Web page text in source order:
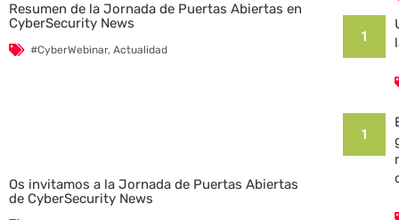
Resumen de la Jornada de Puertas Abiertas en
CyberSecurity News
#CyberWebinar, Actualidad
Os invitamos a la Jornada de Puertas Abiertas
de CyberSecurity News
1
1